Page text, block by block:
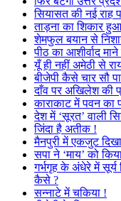
सियासत की नई राह
ताड़ना का शिकार
शेमफुल बयान से
पीठ का आशीर्वाद
यूँ ही नहीं अमेठी से
बीजेपी कैसे चार सौ
दाँव पर अखिलेश की
काराकाट में पवन का
देश में ‘सूरत’ वाली
जिंदा है अतीक !
मैनपुरी में एकजुट
सपा ने ‘माय’ को
गर्भगृह के अंधेरे में
कैसे ?
सन्नाटे में चकिया !